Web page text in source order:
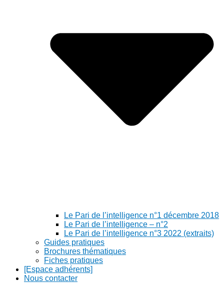
Le Pari de l’intelligence n°1 décembre 2018
Le Pari de l’intelligence – n°2
Le Pari de l’intelligence n°3 2022 (extraits)
Guides pratiques
Brochures thématiques
Fiches pratiques
[Espace adhérents]
Nous contacter